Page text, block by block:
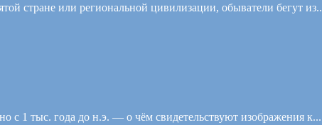
стране или региональной цивилизации, обыватели бегут
с 1 тыс. года до н.э. — о чём свидетельствуют изображения к...